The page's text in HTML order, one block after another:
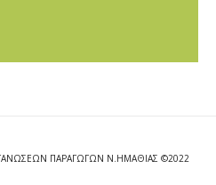
ΠΑΡΑΓΩΓΩΝ Ν.ΗΜΑΘΙΑΣ ©2022